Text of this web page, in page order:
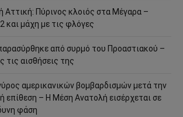
Αττική: Πύρινος κλοιός στα Μέγαρα –
και μάχη με τις φλόγες
από συρμό του Προαστιακού –
τις αισθήσεις της
αμερικανικών βομβαρδισμών μετά την
επίθεση – Η Μέση Ανατολή εισέρχεται σε
φάση